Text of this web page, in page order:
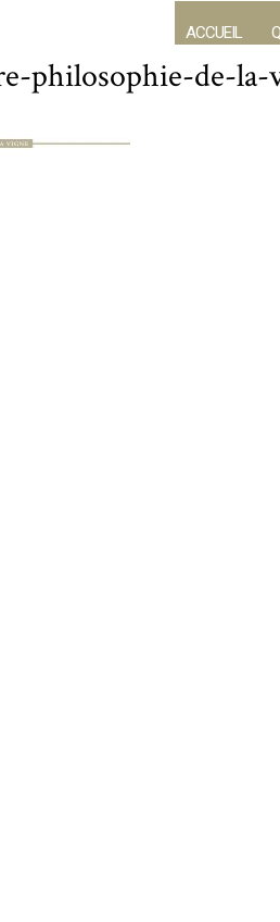
ACCUEIL
philosophie-de-